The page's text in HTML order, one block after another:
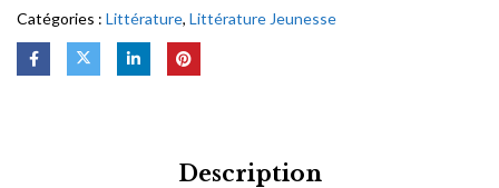
Catégories : Littérature, Littérature Jeunesse
Description